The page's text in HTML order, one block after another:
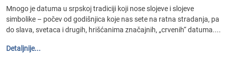
Mnogo je datuma u srpskoj tradiciji koji nose slojeve i slojeve
simbolike – počev od godišnjica koje nas sete na ratna stradanja, pa
do slava, svetaca i drugih, hrišćanima značajnih, „crvenih“ datuma....
Detaljnije...